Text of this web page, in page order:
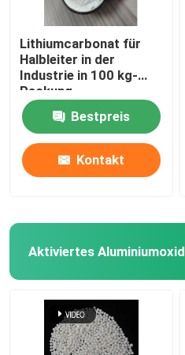
Lithiumcarbonat für
Halbleiter in der
Industrie in 100 kg-
Packung
Bestpreis
Kontakt
Aktiviertes Aluminiumoxid